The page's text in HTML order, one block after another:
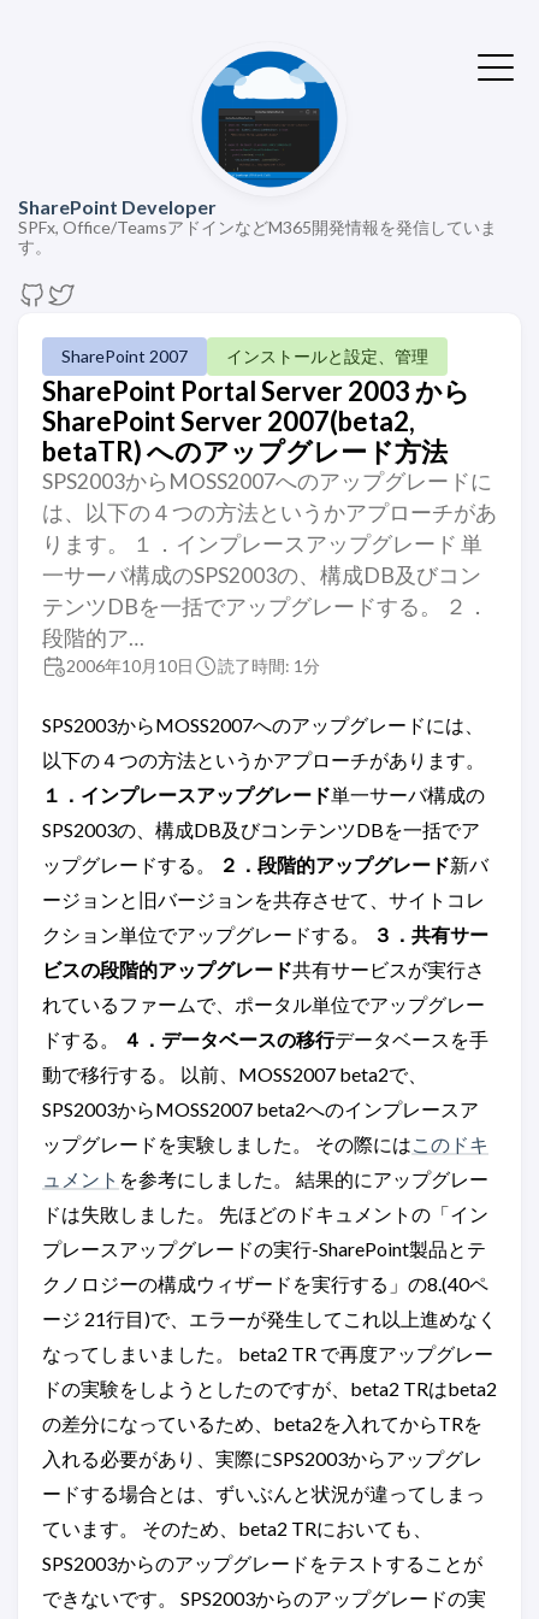
SharePoint Developer
SPFx, Office/TeamsアドインなどM365開発情報を発信していま
す。
SharePoint 2007 インストールと設定、管理
SharePoint Portal Server 2003 から
SharePoint Server 2007(beta2,
betaTR) へのアップグレード方法
SPS2003からMOSS2007へのアップグレードに
は、以下の４つの方法というかアプローチがあ
ります。 １．インプレースアップグレード 単
一サーバ構成のSPS2003の、構成DB及びコン
テンツDBを一括でアップグレードする。 ２．
段階的ア…
2006年10月10日 読了時間: 1分
SPS2003からMOSS2007へのアップグレードには、
以下の４つの方法というかアプローチがあります。
１．インプレースアップグレード単一サーバ構成の
SPS2003の、構成DB及びコンテンツDBを一括でア
ップグレードする。
２．段階的アップグレード新バ
ージョンと旧バージョンを共存させて、サイトコレ
クション単位でアップグレードする。
３．共有サー
ビスの段階的アップグレード共有サービスが実行さ
れているファームで、ポータル単位でアップグレー
ドする。
４．データベースの移行データベースを手
動で移行する。 以前、MOSS2007 beta2で、
SPS2003からMOSS2007 beta2へのインプレースア
ップグレードを実験しました。 その際にはこのドキ
ュメント を参考にしました。 結果的にアップグレー
ドは失敗しました。 先ほどのドキュメントの「イン
プレースアップグレードの実行-SharePoint製品とテ
クノロジーの構成ウィザードを実行する」の8.(40ペ
ージ 21行目)で、エラーが発生してこれ以上進めなく
なってしまいました。 beta2 TR で再度アップグレー
ドの実験をしようとしたのですが、beta2 TRはbeta2
の差分になっているため、beta2を入れてからTRを
入れる必要があり、実際にSPS2003からアップグレ
ードする場合とは、ずいぶんと状況が違ってしまっ
ています。 そのため、beta2 TRにおいても、
SPS2003からのアップグレードをテストすることが
できないです。 SPS2003からのアップグレードの実